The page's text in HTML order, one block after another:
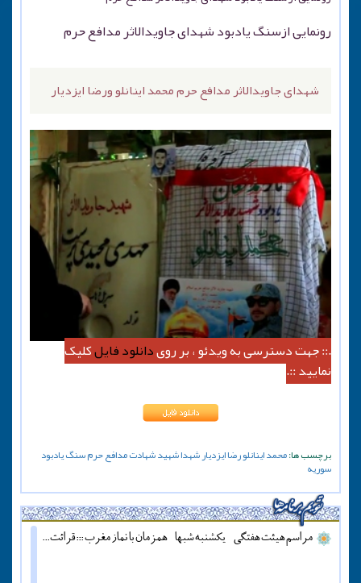
رونمایی ازسنگ یادبود شهدای جاویدالاثر مدافع حرم
شهدای جاویدالاثر مدافع حرم محمد اینانلو ورضا ایزدیار
.:: جهت دسترسی به ویدئو ، بر رویدانلود فایلکلیک
نمایید ::.
برچسب ها:محمد اینانلورضا ایزدیار شهداشهیدشهادتمدافع حرمسنگ یادبود
سوریه
مراسم هیئت هفتگی - یکشنبه شبها - همزمان با نماز مغرب ::: قرائت دعای آل یاسین - پنج شنبه ها قبل از اذان مغرب ::: همه روزه نماز جماعت مغرب و عشاء برگزار میشود